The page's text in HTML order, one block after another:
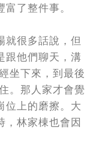
了整件事。
就很多話說，但
跟他們聊天，溝
坐下來，到最後
。那人家才會覺
位上的磨擦。大
，林家棟也會因